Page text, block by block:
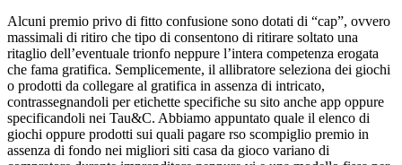
Alcuni premio privo di fitto confusione sono dotati di “cap”, ovvero
massimali di ritiro che tipo di consentono di ritirare soltato una
ritaglio dell’eventuale trionfo neppure l’intera competenza erogata
che fama gratifica. Semplicemente, il allibratore seleziona dei giochi
o prodotti da collegare al gratifica in assenza di intricato,
contrassegnandoli per etichette specifiche su sito anche app oppure
specificandoli nei Tau&C. Abbiamo appuntato quale il elenco di
giochi oppure prodotti sui quali pagare rso scompiglio premio in
assenza di fondo nei migliori siti casa da gioco variano di